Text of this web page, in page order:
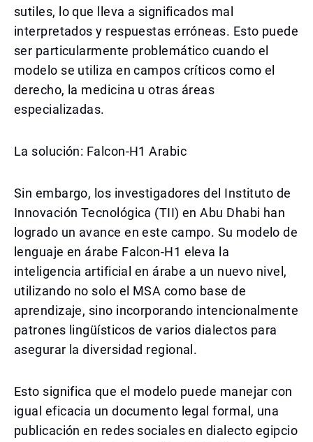
sutiles, lo que lleva a significados mal
interpretados y respuestas erróneas. Esto puede
ser particularmente problemático cuando el
modelo se utiliza en campos críticos como el
derecho, la medicina u otras áreas
especializadas.
La solución: Falcon-H1 Arabic
Sin embargo, los investigadores del Instituto de
Innovación Tecnológica (TII) en Abu Dhabi han
logrado un avance en este campo. Su modelo de
lenguaje en árabe Falcon-H1 eleva la
inteligencia artificial en árabe a un nuevo nivel,
utilizando no solo el MSA como base de
aprendizaje, sino incorporando intencionalmente
patrones lingüísticos de varios dialectos para
asegurar la diversidad regional.
Esto significa que el modelo puede manejar con
igual eficacia un documento legal formal, una
publicación en redes sociales en dialecto egipcio